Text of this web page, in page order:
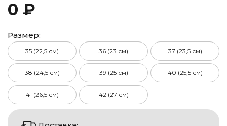
0 ₽
Размер:
35 (22,5 см) 36 (23 см) 37 (23,5 см)
38 (24,5 см) 39 (25 см) 40 (25,5 см)
41 (26,5 см) 42 (27 см)